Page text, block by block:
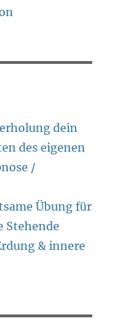
dein
des eigenen
/
Übung für
Stehende
& innere